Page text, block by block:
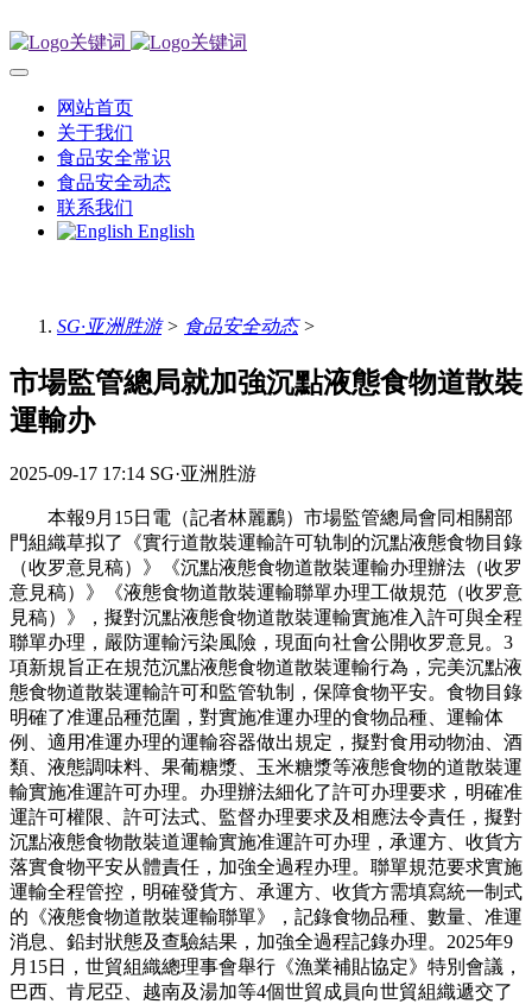
网站首页
关于我们
食品安全常识
食品安全动态
联系我们
English
SG·亚洲胜游> 食品安全动态>
市場監管總局就加強沉點液態食物道散裝
運輸办
2025-09-17 17:14 SG·亚洲胜游
本報9月15日電（記者林麗鸝）市場監管總局會同相關部
門組織草拟了《實行道散裝運輸許可轨制的沉點液態食物目錄
（收罗意見稿）》《沉點液態食物道散裝運輸办理辦法（收罗
意見稿）》《液態食物道散裝運輸聯單办理工做規范（收罗意
見稿）》，擬對沉點液態食物道散裝運輸實施准入許可與全程
聯單办理，嚴防運輸污染風險，現面向社會公開收罗意見。3
項新規旨正在規范沉點液態食物道散裝運輸行為，完美沉點液
態食物道散裝運輸許可和監管轨制，保障食物平安。食物目錄
明確了准運品種范圍，對實施准運办理的食物品種、運輸体
例、適用准運办理的運輸容器做出規定，擬對食用动物油、酒
類、液態調味料、果葡糖漿、玉米糖漿等液態食物的道散裝運
輸實施准運許可办理。办理辦法細化了許可办理要求，明確准
運許可權限、許可法式、監督办理要求及相應法令責任，擬對
沉點液態食物散裝道運輸實施准運許可办理，承運方、收貨方
落實食物平安从體責任，加強全過程办理。聯單規范要求實施
運輸全程管控，明確發貨方、承運方、收貨方需填寫統一制式
的《液態食物道散裝運輸聯單》，記錄食物品種、數量、准運
消息、鉛封狀態及查驗結果，加強全過程記錄办理。2025年9
月15日，世貿組織總理事會舉行《漁業補貼協定》特別會議，
巴西、肯尼亞、越南及湯加等4個世貿成員向世貿組織遞交了